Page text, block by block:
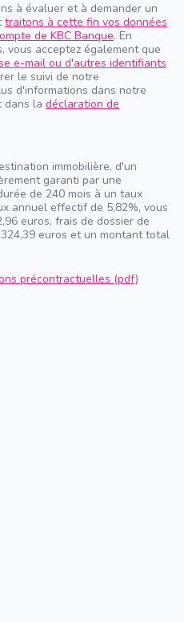
à évaluer et à demander un
traitons à cette fin vos données
de KBC Banque. En
vous acceptez également que
e-mail ou d'autres identifiants
le suivi de notre
d'informations dans notre
dans la déclaration de
immobilière, d'un
garanti par une
de 240 mois à un taux
annuel effectif de 5,82%, vous
euros, frais de dossier de
euros et un montant total
précontractuelles (pdf)